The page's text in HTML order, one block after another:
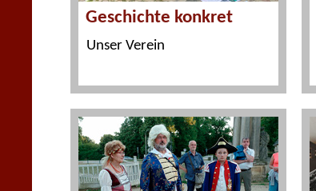
Geschichte konkret
Unser Verein